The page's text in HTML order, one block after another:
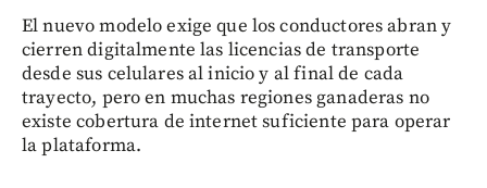
El nuevo modelo exige que los conductores abran y
cierren digitalmente las licencias de transporte
desde sus celulares al inicio y al final de cada
trayecto, pero en muchas regiones ganaderas no
existe cobertura de internet suficiente para operar
la plataforma.